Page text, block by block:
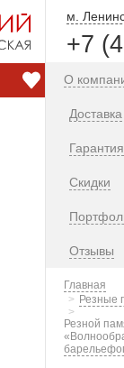
м.
+7
О
Доставка
Гарантия
Скидки
Отзывы
Главная
Резные
Резной